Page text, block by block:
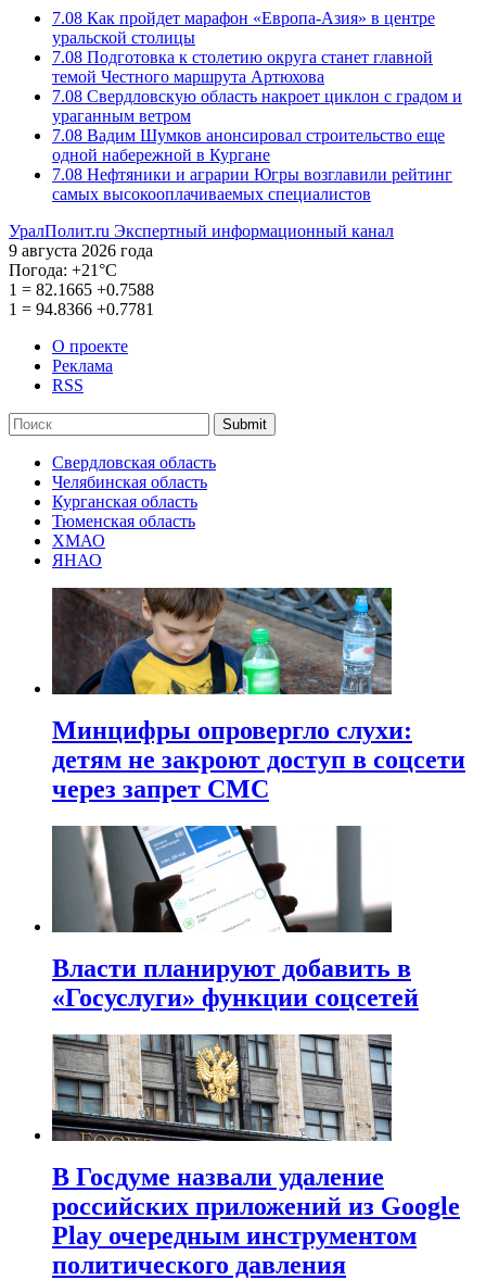
7.08 Как пройдет марафон «Европа-Азия» в центре
уральской столицы
7.08 Подготовка к столетию округа станет главной
темой Честного маршрута Артюхова
7.08 Свердловскую область накроет циклон с градом и
ураганным ветром
7.08 Вадим Шумков анонсировал строительство еще
одной набережной в Кургане
7.08 Нефтяники и аграрии Югры возглавили рейтинг
самых высокооплачиваемых специалистов
УралПолит.ru Экспертный информационный канал
9 августа 2026 года
Погода: +21°С
1 = 82.1665 +0.7588
1 = 94.8366 +0.7781
О проекте
Реклама
RSS
Submit
Свердловская область
Челябинская область
Курганская область
Тюменская область
ХМАО
ЯНАО
Минцифры опровергло слухи:
детям не закроют доступ в соцсети
через запрет СМС
Власти планируют добавить в
«Госуслуги» функции соцсетей
В Госдуме назвали удаление
российских приложений из Google
Play очередным инструментом
политического давления